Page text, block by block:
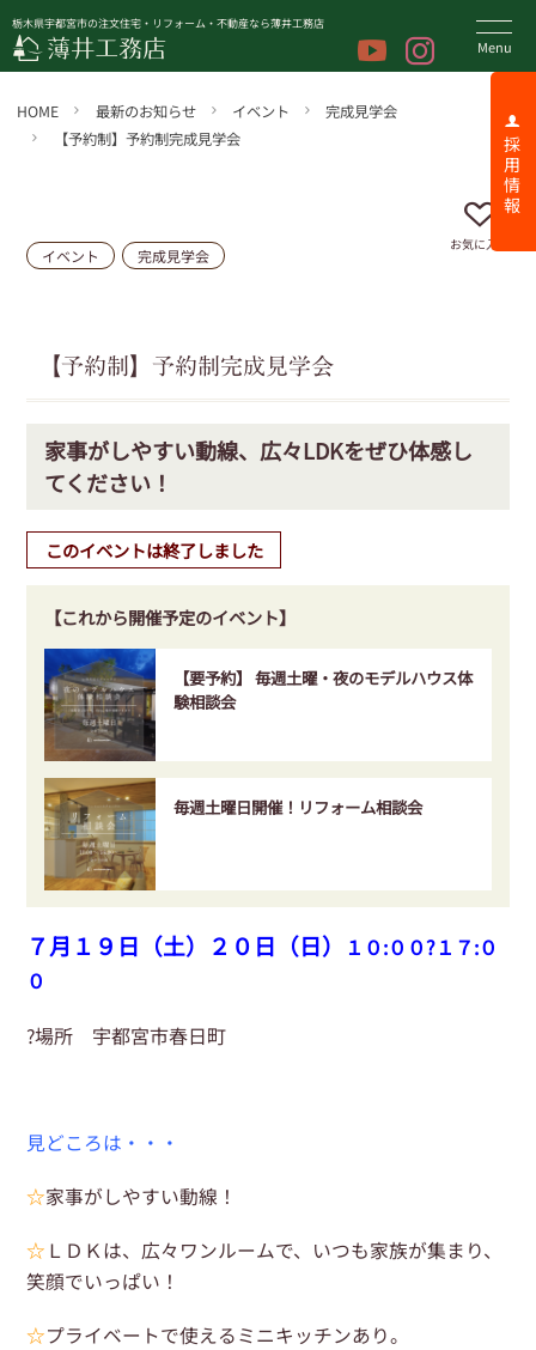
栃木県宇都宮市の注文住宅・リフォーム・不動産なら薄井工務店
採 用 情 報
HOME 最新のお知らせ イベント
完成見学会
【予約制】予約制完成見学会
お気に入り
イベント 完成見学会
【予約制】予約制完成見学会
家事がしやすい動線、広々LDKをぜひ体感し
てください！
このイベントは終了しました
【これから開催予定のイベント】
【要予約】 毎週土曜・夜のモデルハウス体
験相談会
毎週土曜日開催！リフォーム相談会
７月１９日（土）２０日（日）
１０:００?１７:０
０
?場所 宇都宮市春日町
見どころは・・・
☆家事がしやすい動線！
☆ ＬＤＫは、広々ワンルームで、いつも家族が集まり、
笑顔でいっぱい！
☆プライベートで使えるミニキッチンあり。